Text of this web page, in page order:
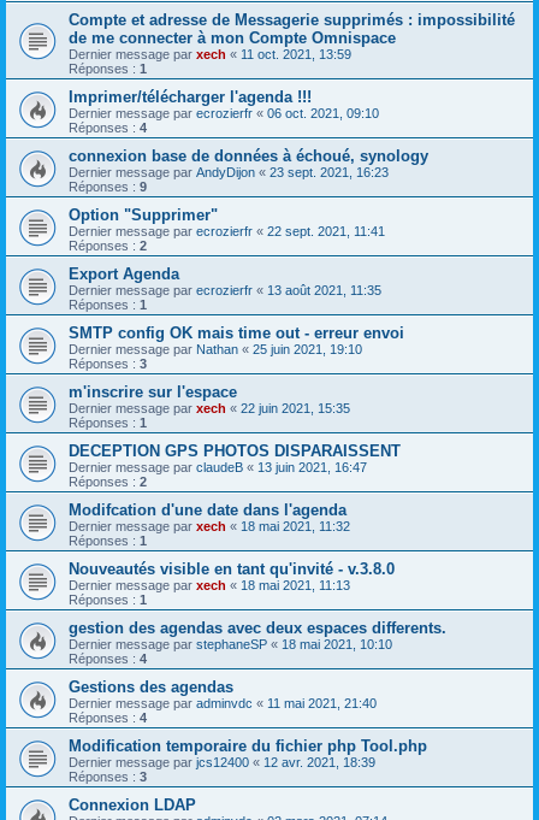
Compte et adresse de Messagerie supprimés : impossibilité
de me connecter à mon Compte Omnispace
Dernier message par xech « 11 oct. 2021, 13:59
Réponses : 1
Imprimer/télécharger l'agenda !!!
Dernier message par ecrozierfr « 06 oct. 2021, 09:10
Réponses : 4
connexion base de données à échoué, synology
Dernier message par AndyDijon « 23 sept. 2021, 16:23
Réponses : 9
Option "Supprimer"
Dernier message par ecrozierfr « 22 sept. 2021, 11:41
Réponses : 2
Export Agenda
Dernier message par ecrozierfr « 13 août 2021, 11:35
Réponses : 1
SMTP config OK mais time out - erreur envoi
Dernier message par Nathan « 25 juin 2021, 19:10
Réponses : 3
m'inscrire sur l'espace
Dernier message par xech « 22 juin 2021, 15:35
Réponses : 1
DECEPTION GPS PHOTOS DISPARAISSENT
Dernier message par claudeB « 13 juin 2021, 16:47
Réponses : 2
Modifcation d'une date dans l'agenda
Dernier message par xech « 18 mai 2021, 11:32
Réponses : 1
Nouveautés visible en tant qu'invité - v.3.8.0
Dernier message par xech « 18 mai 2021, 11:13
Réponses : 1
gestion des agendas avec deux espaces differents.
Dernier message par stephaneSP « 18 mai 2021, 10:10
Réponses : 4
Gestions des agendas
Dernier message par adminvdc « 11 mai 2021, 21:40
Réponses : 4
Modification temporaire du fichier php Tool.php
Dernier message par jcs12400 « 12 avr. 2021, 18:39
Réponses : 3
Connexion LDAP